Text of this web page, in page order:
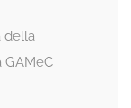
della
GAMeC